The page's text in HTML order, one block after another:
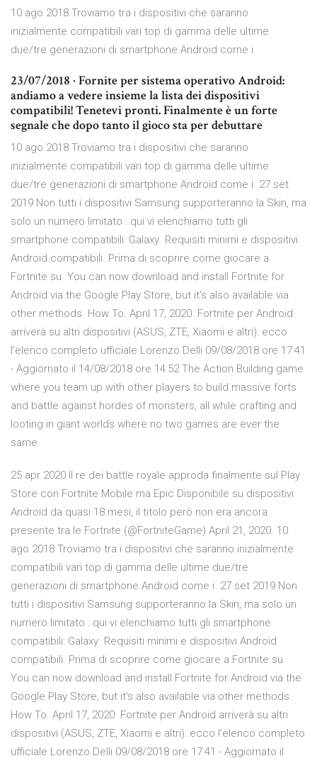
10 ago 2018 Troviamo tra i dispositivi che saranno
inizialmente compatibili vari top di gamma delle ultime
due/tre generazioni di smartphone Android come i
23/07/2018 · Fornite per sistema operativo Android:
andiamo a vedere insieme la lista dei dispositivi
compatibili! Tenetevi pronti. Finalmente è un forte
segnale che dopo tanto il gioco sta per debuttare
10 ago 2018 Troviamo tra i dispositivi che saranno
inizialmente compatibili vari top di gamma delle ultime
due/tre generazioni di smartphone Android come i 27 set
2019 Non tutti i dispositivi Samsung supporteranno la Skin, ma
solo un numero limitato : qui vi elenchiamo tutti gli
smartphone compatibili: Galaxy Requisiti minimi e dispositivi
Android compatibili. Prima di scoprire come giocare a
Fortnite su You can now download and install Fortnite for
Android via the Google Play Store, but it's also available via
other methods. How To. April 17, 2020 Fortnite per Android
arriverà su altri dispositivi (ASUS, ZTE, Xiaomi e altri): ecco
l’elenco completo ufficiale Lorenzo Delli 09/08/2018 ore 17:41
- Aggiornato il 14/08/2018 ore 14:52 The Action Building game
where you team up with other players to build massive forts
and battle against hordes of monsters, all while crafting and
looting in giant worlds where no two games are ever the
same.
25 apr 2020 Il re dei battle royale approda finalmente sul Play
Store con Fortnite Mobile ma Epic Disponibile su dispositivi
Android da quasi 18 mesi, il titolo però non era ancora
presente tra le Fortnite (@FortniteGame) April 21, 2020. 10
ago 2018 Troviamo tra i dispositivi che saranno inizialmente
compatibili vari top di gamma delle ultime due/tre
generazioni di smartphone Android come i 27 set 2019 Non
tutti i dispositivi Samsung supporteranno la Skin, ma solo un
numero limitato : qui vi elenchiamo tutti gli smartphone
compatibili: Galaxy Requisiti minimi e dispositivi Android
compatibili. Prima di scoprire come giocare a Fortnite su
You can now download and install Fortnite for Android via the
Google Play Store, but it's also available via other methods.
How To. April 17, 2020 Fortnite per Android arriverà su altri
dispositivi (ASUS, ZTE, Xiaomi e altri): ecco l’elenco completo
ufficiale Lorenzo Delli 09/08/2018 ore 17:41 - Aggiornato il